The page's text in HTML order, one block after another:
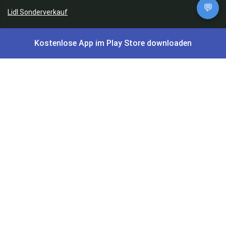
Lidl Sonderverkauf 💬
Kostenlose App im Play Store downloaden